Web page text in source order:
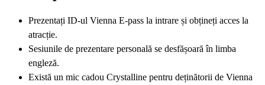
Prezentați ID-ul Vienna E-pass la intrare și obțineți acces la
atracție.
Sesiunile de prezentare personală se desfășoară în limba
engleză.
Există un mic cadou Crystalline pentru deținătorii de Vienna